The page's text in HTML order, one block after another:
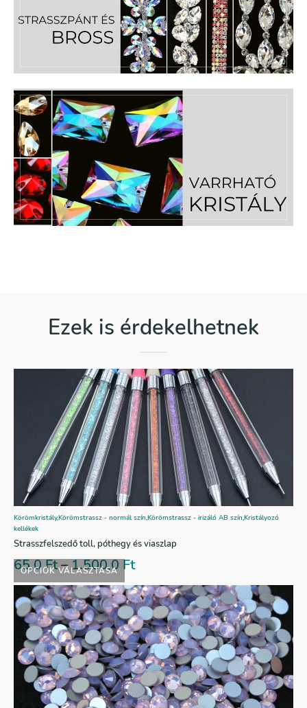
Ezek is érdekelhetnek
OPCIÓK VÁLASZTÁSA
Körömkristály,Körömstrassz - normál szín,Körömstrassz - irizáló AB szín,Kristályozó
kellékek
Strasszfelszedő toll, póthegy és viaszlap
65,0Ft–1.500,0Ft